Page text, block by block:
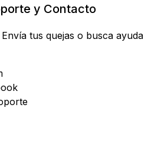
y Contacto
tus quejas o busca ayuda